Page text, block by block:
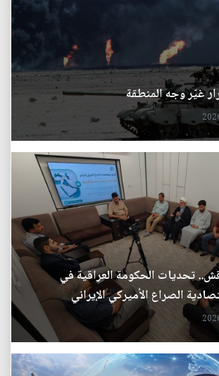
تحديات الحكومة العراقية في
الصراع الأميركي الإيراني